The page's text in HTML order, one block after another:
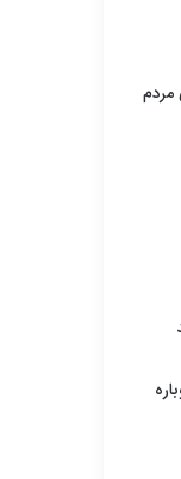
مردم